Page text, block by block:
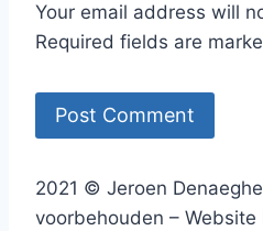
Your email address will
Required fields are
2021 © Jeroen
voorbehouden – Website